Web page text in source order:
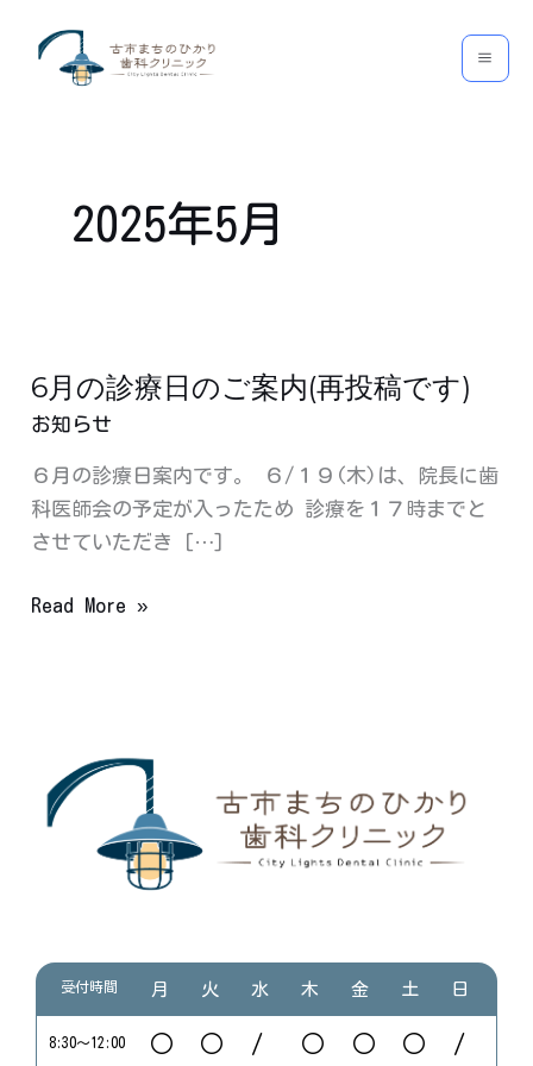
2025年5月
6月の診療日のご案内(再投稿です)
お知らせ
６月の診療日案内です。 ６/１９(木)は、院長に歯
科医師会の予定が入ったため 診療を１７時までと
させていただき […]
6
月
診
療
日
ご
稿
で
Read More »
受付時間 月 火 水 木 金 土 日
8:30〜12:00 ○ ○ / ○ ○ ○ /